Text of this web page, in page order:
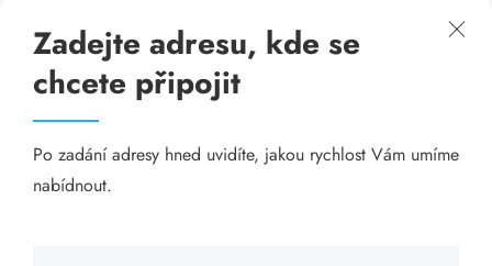
Připojení k internetu
Odkazy
Katalog A-seznam.cz
Zadejte adresu, kde se
chcete připojit
Po zadání adresy hned uvidíte, jakou rychlost Vám umíme
nabídnout.